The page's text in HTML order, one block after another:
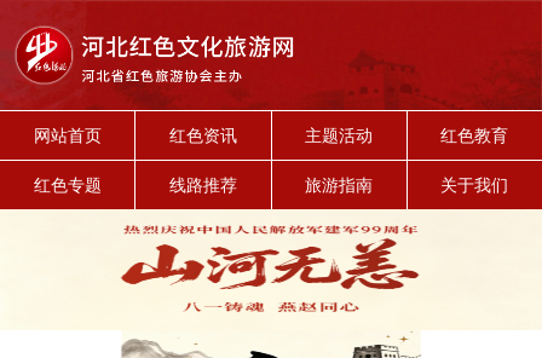
网站首页 红色资讯 主题活动 红色教育
红色专题 线路推荐 旅游指南 关于我们